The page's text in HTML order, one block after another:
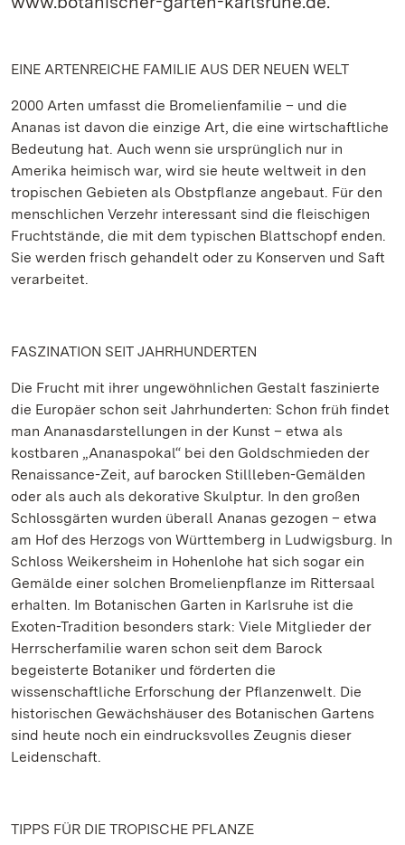
EINE ARTENREICHE FAMILIE AUS DER NEUEN WELT
2000 Arten umfasst die Bromelienfamilie – und die
Ananas ist davon die einzige Art, die eine wirtschaftliche
Bedeutung hat. Auch wenn sie ursprünglich nur in
Amerika heimisch war, wird sie heute weltweit in den
tropischen Gebieten als Obstpflanze angebaut. Für den
menschlichen Verzehr interessant sind die fleischigen
Fruchtstände, die mit dem typischen Blattschopf enden.
Sie werden frisch gehandelt oder zu Konserven und Saft
verarbeitet.
FASZINATION SEIT JAHRHUNDERTEN
Die Frucht mit ihrer ungewöhnlichen Gestalt faszinierte
die Europäer schon seit Jahrhunderten: Schon früh findet
man Ananasdarstellungen in der Kunst – etwa als
kostbaren „Ananaspokal“ bei den Goldschmieden der
Renaissance-Zeit, auf barocken Stillleben-Gemälden
oder als auch als dekorative Skulptur. In den großen
Schlossgärten wurden überall Ananas gezogen – etwa
am Hof des Herzogs von Württemberg in Ludwigsburg. In
Schloss Weikersheim in Hohenlohe hat sich sogar ein
Gemälde einer solchen Bromelienpflanze im Rittersaal
erhalten. Im Botanischen Garten in Karlsruhe ist die
Exoten-Tradition besonders stark: Viele Mitglieder der
Herrscherfamilie waren schon seit dem Barock
begeisterte Botaniker und förderten die
wissenschaftliche Erforschung der Pflanzenwelt. Die
historischen Gewächshäuser des Botanischen Gartens
sind heute noch ein eindrucksvolles Zeugnis dieser
Leidenschaft.
TIPPS FÜR DIE TROPISCHE PFLANZE